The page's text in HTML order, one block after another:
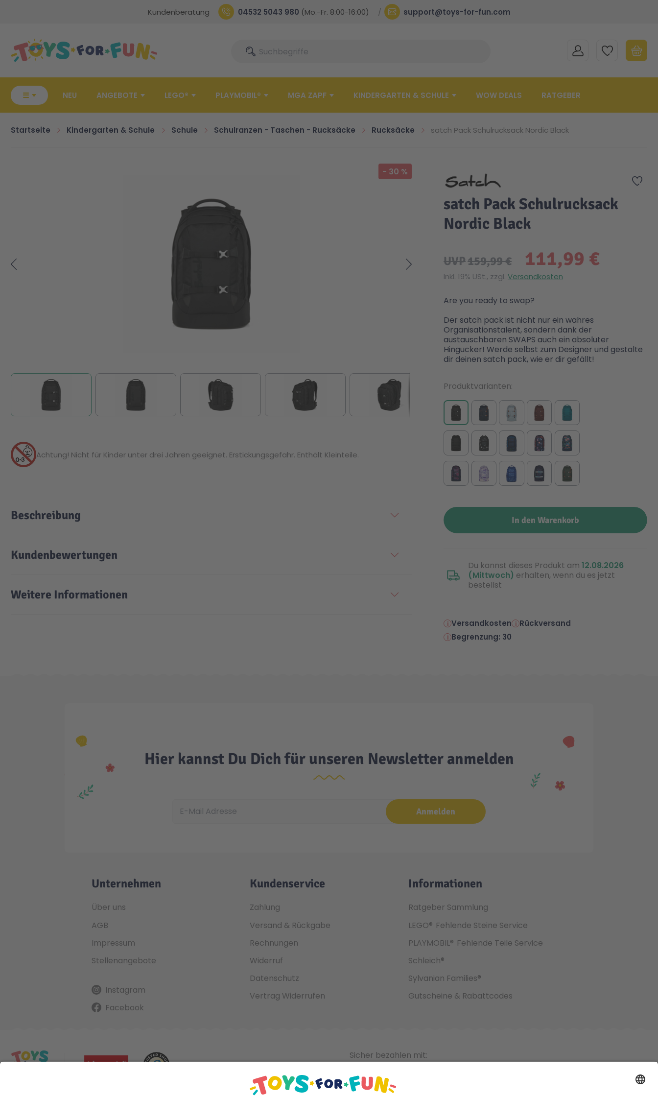
Kundenberatung 04532 5043 980 (Mo.-Fr. 8:00-16:00) support@toys-for-fun.com
SucheSuche MEIN KONTOMEINE WUNSCHLISTE
☰ NEU ANGEBOTE LEGO® PLAYMOBIL® MGA ZAPF KINDERGARTEN & SCHULE WOW DEALS RATGEBER
Startseite Kindergarten & Schule Schule Schulranzen - Taschen - Rucksäcke Rucksäcke satch Pack Schulrucksack Nordic Black
- 30 %
Zur
satch Pack Schulrucksack
Nordic Black
111,99 €
UVP159,99 €
Inkl. 19% USt., zzgl. Versandkosten
Are you ready to swap?
Der satch pack ist nicht nur ein wahres
Organisationstalent, sondern dank der
austauschbaren SWAPS auch ein absoluter
Hingucker! Werde selbst zum Designer und gestalte
dir deinen satch pack, wie er dir gefällt!
In den Warenkorb
Du kannst dieses Produkt am 12.08.2026
(Mittwoch) erhalten, wenn du es jetzt
bestellst
Produktvarianten
Versandkosten
Rückversand
Begrenzung: 30
Achtung! Nicht für Kinder unter drei Jahren geeignet. Erstickungsgefahr. Enthält Kleinteile.
Beschreibung
Kundenbewertungen
Weitere Informationen
Hier kannst Du Dich für unseren Newsletter anmelden
Anmelden
Unternehmen
Über uns
AGB
Impressum
Stellenangebote
Instagram
Facebook
Kundenservice
Zahlung
Versand & Rückgabe
Rechnungen
Widerruf
Datenschutz
Vertrag Widerrufen
Informationen
Ratgeber Sammlung
LEGO® Fehlende Steine Service
PLAYMOBIL® Fehlende Teile Service
Schleich®
Sylvanian Families®
Gutscheine & Rabattcodes
Sicher bezahlen mit: